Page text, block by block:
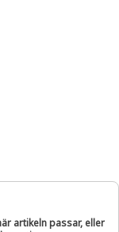
artikeln passar, eller